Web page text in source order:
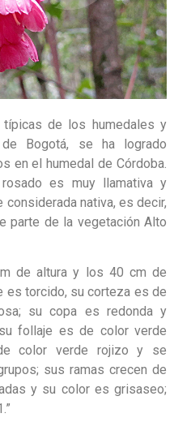
de los humedales y
Bogotá, se ha logrado
en el humedal de Córdoba.
es muy llamativa y
considerada nativa, es decir,
parte de la vegetación Alto
de altura y los 40 cm de
es torcido, su corteza es de
su copa es redonda y
follaje es de color verde
color verde rojizo y se
sus ramas crecen de
y su color es grisaseo;